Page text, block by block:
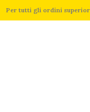
Per tutti gli ordini superiori